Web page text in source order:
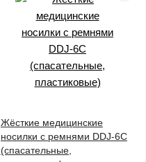
Жёсткие медицинские
носилки с ремнями DDJ-6C
(спасательные,